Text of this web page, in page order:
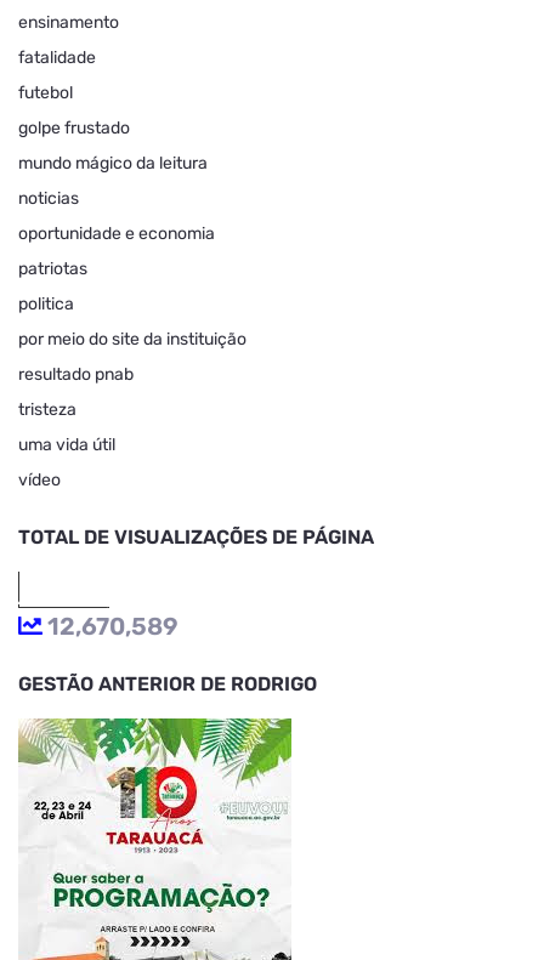
ensinamento
fatalidade
futebol
golpe frustado
mundo mágico da leitura
noticias
oportunidade e economia
patriotas
politica
por meio do site da instituição
resultado pnab
tristeza
uma vida útil
vídeo
TOTAL DE VISUALIZAÇÕES DE PÁGINA
12,670,589
GESTÃO ANTERIOR DE RODRIGO